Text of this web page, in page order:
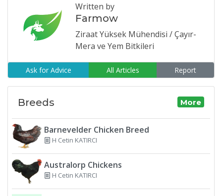
Written by
Farmow
Ziraat Yüksek Mühendisi / Çayır-
Mera ve Yem Bitkileri
Ask for Advice All Articles Report
Breeds More
Barnevelder Chicken Breed
H Cetin KATIRCI
Australorp Chickens
H Cetin KATIRCI